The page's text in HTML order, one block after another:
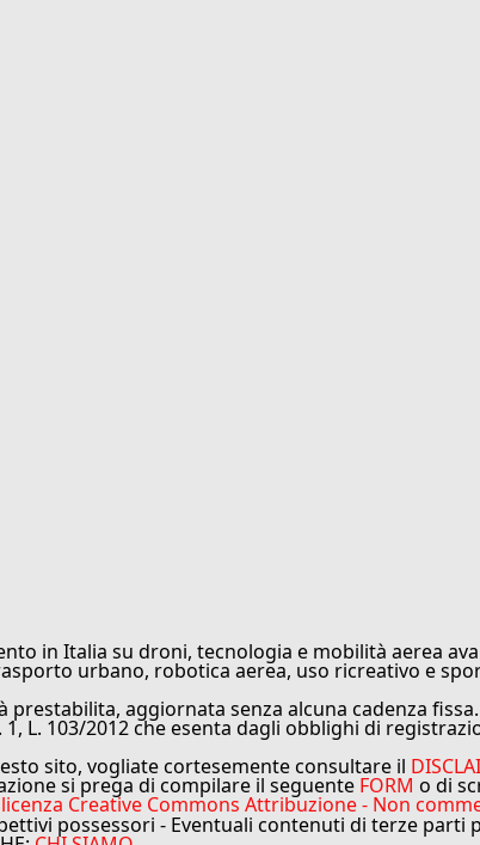
in Italia su droni, tecnologia e mobilità aerea
urbano, robotica aerea, uso ricreativo e
prestabilita, aggiornata senza alcuna cadenza
L. 103/2012 che esenta dagli obblighi di
sito, vogliate cortesemente consultare il
si prega di compilare il seguente FORM o di
licenza Creative Commons Attribuzione - Non
possessori - Eventuali contenuti di terze parti